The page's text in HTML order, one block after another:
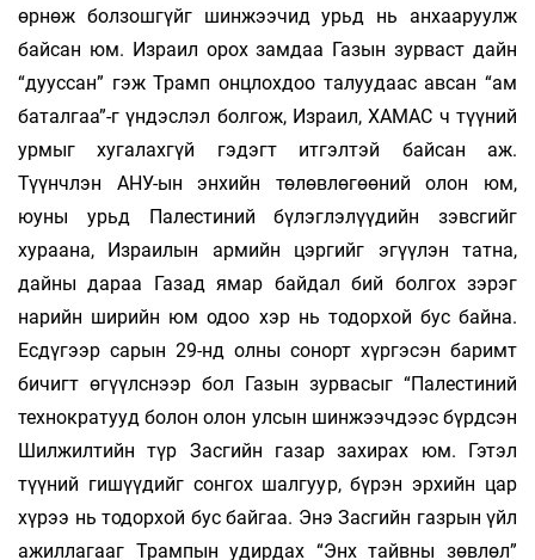
өрнөж болзошгүйг шинжээчид урьд нь анхааруулж
байсан юм. Израил орох замдаа Газын зурваст дайн
“дууссан” гэж Трамп онцлохдоо талуудаас авсан “ам
баталгаа”-г үндэслэл болгож, Израил, ХАМАС ч түүний
урмыг хугалахгүй гэдэгт итгэлтэй байсан аж.
Түүнчлэн АНУ-ын энхийн төлөвлөгөөний олон юм,
юуны урьд Палестиний бүлэглэлүүдийн зэвсгийг
хураана, Израилын армийн цэргийг эгүүлэн татна,
дайны дараа Газад ямар байдал бий болгох зэрэг
нарийн ширийн юм одоо хэр нь тодорхой бус байна.
Есдүгээр сарын 29-нд олны сонорт хүргэсэн баримт
бичигт өгүүлснээр бол Газын зурвасыг “Палестиний
технократууд болон олон улсын шинжээчдээс бүрдсэн
Шилжилтийн түр Засгийн газар захирах юм. Гэтэл
түүний гишүүдийг сонгох шалгуур, бүрэн эрхийн цар
хүрээ нь тодорхой бус байгаа. Энэ Засгийн газрын үйл
ажиллагааг Трампын удирдах “Энх тайвны зөвлөл”